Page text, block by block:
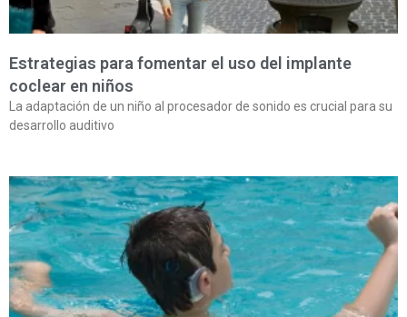
Estrategias para fomentar el uso del implante
coclear en niños
La adaptación de un niño al procesador de sonido es crucial para su
desarrollo auditivo